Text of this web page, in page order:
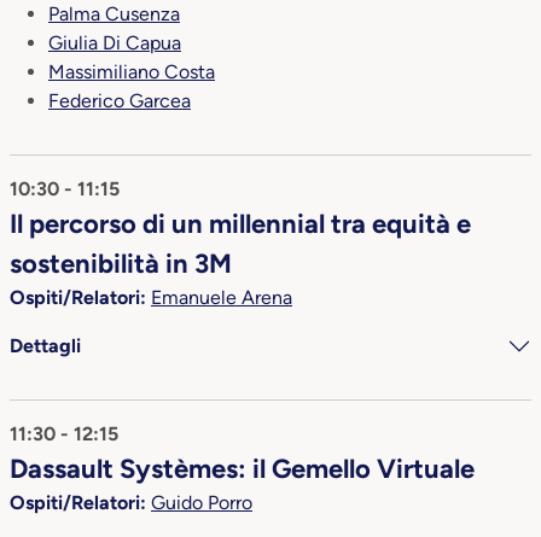
Palma Cusenza
Giulia Di Capua
Massimiliano Costa
Federico Garcea
10:30 - 11:15
Il percorso di un millennial tra equità e
sostenibilità in 3M
Ospiti/Relatori: Emanuele Arena
Dettagli
11:30 - 12:15
Dassault Systèmes: il Gemello Virtuale
Ospiti/Relatori: Guido Porro